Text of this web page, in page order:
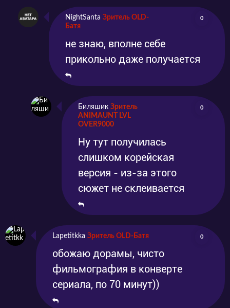
NightSanta Зритель OLD-
Батя
0
не знаю, вполне себе
прикольно даже получается
Биляшик Зритель
ANIMAUNT LVL
OVER9000
0
Ну тут получилась
слишком корейская
версия - из-за этого
сюжет не склеивается
Lapetitkka Зритель OLD-Батя 0
обожаю дорамы, чисто
фильмография в конверте
сериала, по 70 минут))